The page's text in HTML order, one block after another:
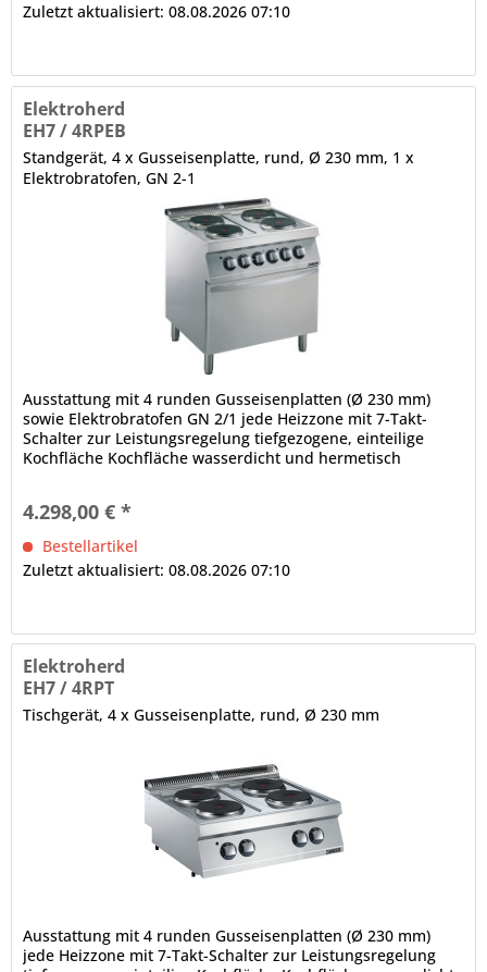
Zuletzt aktualisiert: 08.08.2026 07:10
Elektroherd
EH7 / 4RPEB
Standgerät, 4 x Gusseisenplatte, rund, Ø 230 mm, 1 x
Elektrobratofen, GN 2-1
Ausstattung mit 4 runden Gusseisenplatten (Ø 230 mm)
sowie Elektrobratofen GN 2/1 jede Heizzone mit 7-Takt-
Schalter zur Leistungsregelung tiefgezogene, einteilige
Kochfläche Kochfläche wasserdicht und hermetisch
4.298,00 € *
Bestellartikel
Zuletzt aktualisiert: 08.08.2026 07:10
Elektroherd
EH7 / 4RPT
Tischgerät, 4 x Gusseisenplatte, rund, Ø 230 mm
Ausstattung mit 4 runden Gusseisenplatten (Ø 230 mm)
jede Heizzone mit 7-Takt-Schalter zur Leistungsregelung